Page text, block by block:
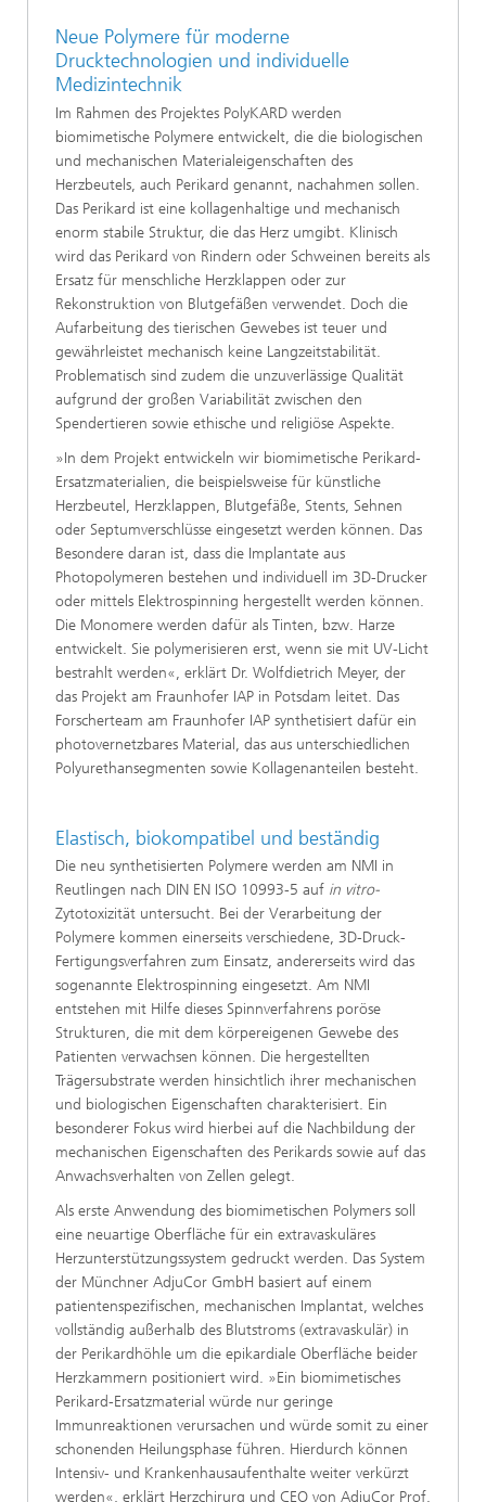
Neue Polymere für moderne
Drucktechnologien und individuelle
Medizintechnik
Im Rahmen des Projektes PolyKARD werden
biomimetische Polymere entwickelt, die die biologischen
und mechanischen Materialeigenschaften des
Herzbeutels, auch Perikard genannt, nachahmen sollen.
Das Perikard ist eine kollagenhaltige und mechanisch
enorm stabile Struktur, die das Herz umgibt. Klinisch
wird das Perikard von Rindern oder Schweinen bereits als
Ersatz für menschliche Herzklappen oder zur
Rekonstruktion von Blutgefäßen verwendet. Doch die
Aufarbeitung des tierischen Gewebes ist teuer und
gewährleistet mechanisch keine Langzeitstabilität.
Problematisch sind zudem die unzuverlässige Qualität
aufgrund der großen Variabilität zwischen den
Spendertieren sowie ethische und religiöse Aspekte.
»In dem Projekt entwickeln wir biomimetische Perikard-
Ersatzmaterialien, die beispielsweise für künstliche
Herzbeutel, Herzklappen, Blutgefäße, Stents, Sehnen
oder Septumverschlüsse eingesetzt werden können. Das
Besondere daran ist, dass die Implantate aus
Photopolymeren bestehen und individuell im 3D-Drucker
oder mittels Elektrospinning hergestellt werden können.
Die Monomere werden dafür als Tinten, bzw. Harze
entwickelt. Sie polymerisieren erst, wenn sie mit UV-Licht
bestrahlt werden«, erklärt Dr. Wolfdietrich Meyer, der
das Projekt am Fraunhofer IAP in Potsdam leitet. Das
Forscherteam am Fraunhofer IAP synthetisiert dafür ein
photovernetzbares Material, das aus unterschiedlichen
Polyurethansegmenten sowie Kollagenanteilen besteht.
Elastisch, biokompatibel und beständig
Die neu synthetisierten Polymere werden am NMI in
Reutlingen nach DIN EN ISO 10993-5 auf in vitro-
Zytotoxizität untersucht. Bei der Verarbeitung der
Polymere kommen einerseits verschiedene, 3D-Druck-
Fertigungsverfahren zum Einsatz, andererseits wird das
sogenannte Elektrospinning eingesetzt. Am NMI
entstehen mit Hilfe dieses Spinnverfahrens poröse
Strukturen, die mit dem körpereigenen Gewebe des
Patienten verwachsen können. Die hergestellten
Trägersubstrate werden hinsichtlich ihrer mechanischen
und biologischen Eigenschaften charakterisiert. Ein
besonderer Fokus wird hierbei auf die Nachbildung der
mechanischen Eigenschaften des Perikards sowie auf das
Anwachsverhalten von Zellen gelegt.
Als erste Anwendung des biomimetischen Polymers soll
eine neuartige Oberfläche für ein extravaskuläres
Herzunterstützungssystem gedruckt werden. Das System
der Münchner AdjuCor GmbH basiert auf einem
patientenspezifischen, mechanischen Implantat, welches
vollständig außerhalb des Blutstroms (extravaskulär) in
der Perikardhöhle um die epikardiale Oberfläche beider
Herzkammern positioniert wird. »Ein biomimetisches
Perikard-Ersatzmaterial würde nur geringe
Immunreaktionen verursachen und würde somit zu einer
schonenden Heilungsphase führen. Hierdurch können
Intensiv- und Krankenhausaufenthalte weiter verkürzt
werden«, erklärt Herzchirurg und CEO von AdjuCor Prof.